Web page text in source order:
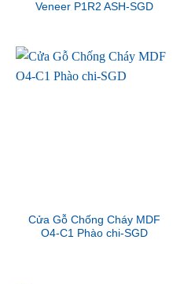
Veneer P1R2 ASH-SGD
Cửa Gỗ Chống Cháy MDF
O4-C1 Phào chi-SGD